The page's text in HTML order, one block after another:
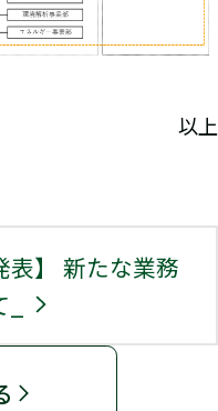
以上
表】 新たな業務